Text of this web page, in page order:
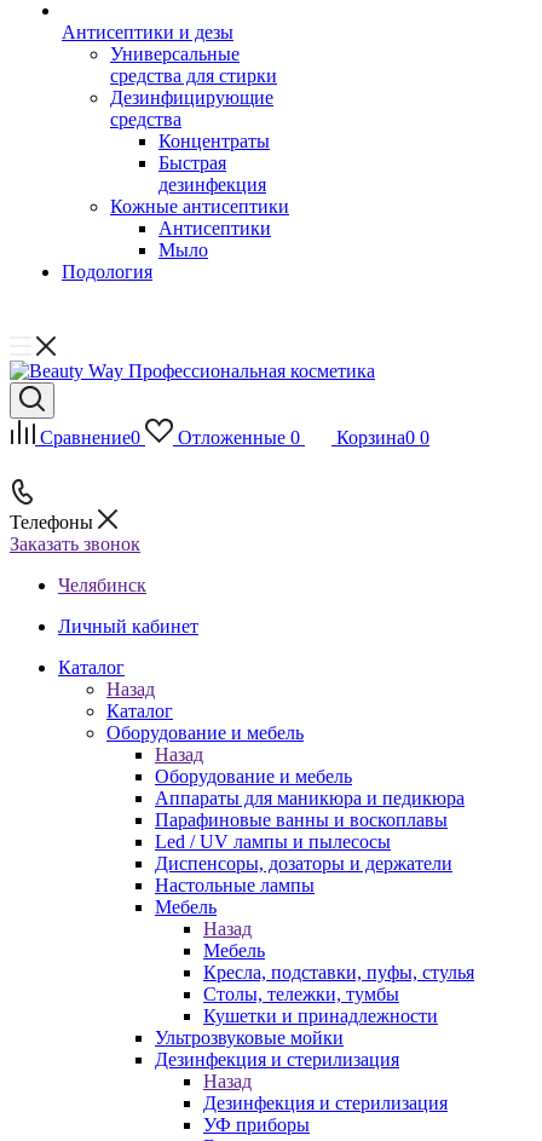
Антисептики и дезы
Универсальные
средства для стирки
Дезинфицирующие
средства
Концентраты
Быстрая
дезинфекция
Кожные антисептики
Антисептики
Мыло
Подология
Сравнение0 Отложенные 0 Корзина0 0
Телефоны
Заказать звонок
Челябинск
Личный кабинет
Каталог
Назад
Каталог
Оборудование и мебель
Назад
Оборудование и мебель
Аппараты для маникюра и педикюра
Парафиновые ванны и воскоплавы
Led / UV лампы и пылесосы
Диспенсоры, дозаторы и держатели
Настольные лампы
Мебель
Назад
Мебель
Кресла, подставки, пуфы, стулья
Столы, тележки, тумбы
Кушетки и принадлежности
Ультрозвуковые мойки
Дезинфекция и стерилизация
Назад
Дезинфекция и стерилизация
УФ приборы